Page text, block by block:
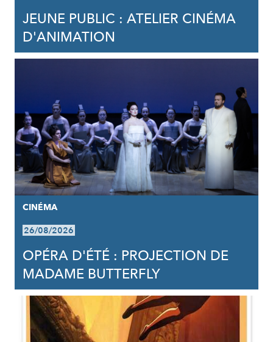
JEUNE PUBLIC : ATELIER CINÉMA
D'ANIMATION
CINÉMA
26/08/2026
OPÉRA D'ÉTÉ : PROJECTION DE
MADAME BUTTERFLY